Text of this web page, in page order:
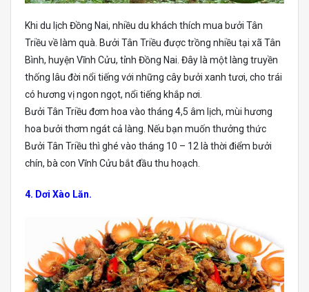
Khi du lịch Đồng Nai, nhiều du khách thích mua bưởi Tân
Triều về làm quà. Bưởi Tân Triều được trồng nhiều tại xã Tân
Bình, huyện Vĩnh Cửu, tỉnh Đồng Nai. Đây là một làng truyền
thống lâu đời nổi tiếng với những cây bưởi xanh tươi, cho trái
có hương vị ngon ngọt, nổi tiếng khắp nơi.
Bưởi Tân Triều đơm hoa vào tháng 4,5 âm lịch, mùi hương
hoa bưởi thơm ngát cả làng. Nếu bạn muốn thưởng thức
Bưởi Tân Triều thì ghé vào tháng 10 – 12 là thời điểm bưởi
chín, bà con Vĩnh Cửu bắt đầu thu hoạch.
4. Dơi Xào Lăn.